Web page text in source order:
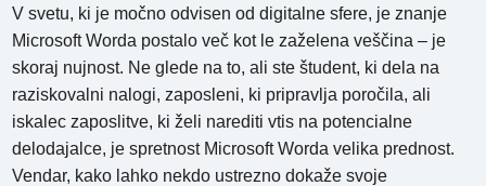
V svetu, ki je močno odvisen od digitalne sfere, je znanje
Microsoft Worda postalo več kot le zaželena veščina – je
skoraj nujnost. Ne glede na to, ali ste študent, ki dela na
raziskovalni nalogi, zaposleni, ki pripravlja poročila, ali
iskalec zaposlitve, ki želi narediti vtis na potencialne
delodajalce, je spretnost Microsoft Worda velika prednost.
Vendar, kako lahko nekdo ustrezno dokaže svoje